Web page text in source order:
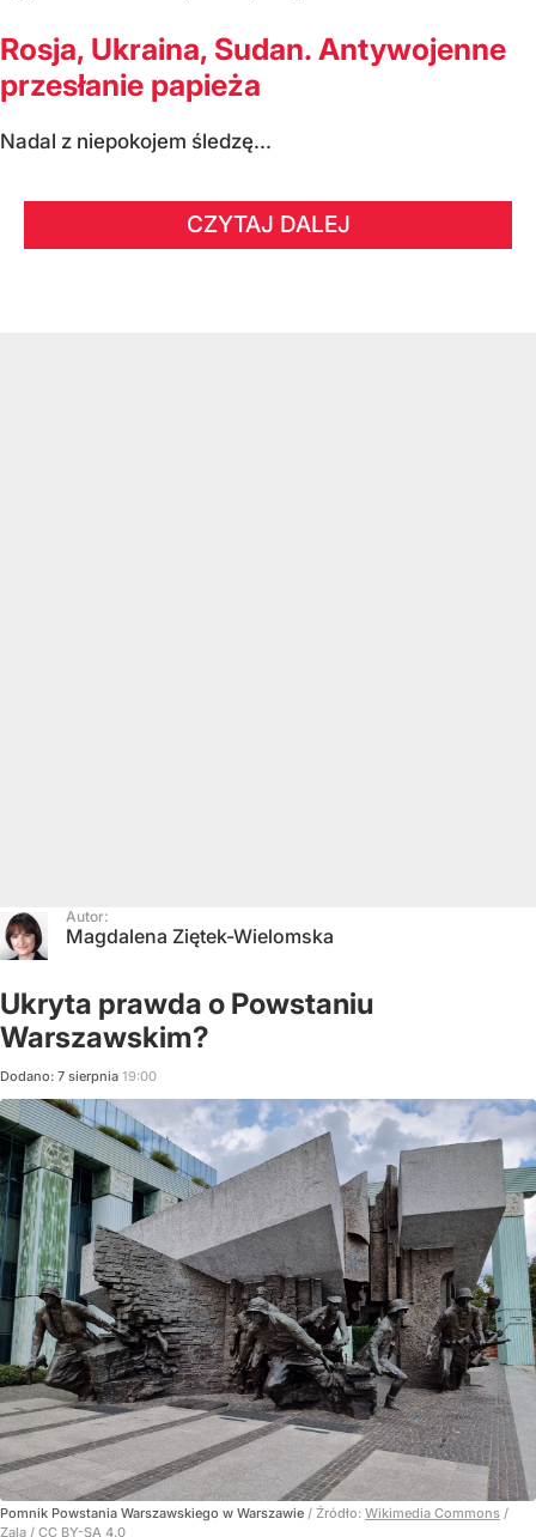
Rosja, Ukraina, Sudan. Antywojenne
przesłanie papieża
Nadal z niepokojem śledzę...
CZYTAJ DALEJ
Autor:
Magdalena Ziętek-Wielomska
Ukryta prawda o Powstaniu
Warszawskim?
Dodano: 7 sierpnia 19:00
Pomnik Powstania Warszawskiego w Warszawie / Źródło: Wikimedia Commons /
Zala / CC BY-SA 4.0